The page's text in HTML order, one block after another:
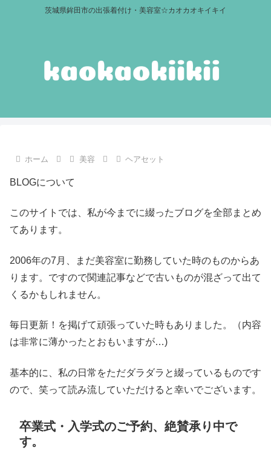
茨城県鉾田市の出張着付け・美容室☆カオカオキイキイ
ホーム 美容 ヘアセット
BLOGについて
このサイトでは、私が今までに綴ったブログを全部まとめ
てあります。
2006年の7月、まだ美容室に勤務していた時のものからあ
ります。ですので関連記事などで古いものが混ざって出て
くるかもしれません。
毎日更新！を掲げて頑張っていた時もありました。（内容
は非常に薄かったとおもいますが…)
基本的に、私の日常をただダラダラと綴っているものです
ので、笑って読み流していただけると幸いでございます。
卒業式・入学式のご予約、絶賛承り中で
す。